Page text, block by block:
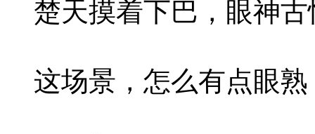
楚天摸着下巴，眼神古
这场景，怎么有点眼熟